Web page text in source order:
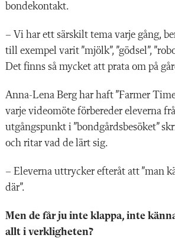
bondekontakt.
– Vi har ett särskilt tema varje gång,
till exempel varit ”mjölk”, ”gödsel”,
Det finns så mycket att prata om på
Anna-Lena Berg har haft ”Farmer
varje videomöte förbereder eleverna
utgångspunkt i ”bondgårdsbesöket”
och ritar vad de lärt sig.
– Eleverna uttrycker efteråt att ”man
där”.
Men de får ju inte klappa, inte
allt i verkligheten?